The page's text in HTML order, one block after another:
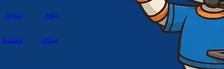
دوم پنجم
سوم ششم